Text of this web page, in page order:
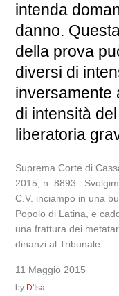
intenda
danno.
della prova
diversi di
inversamente
di intensità
liberatoria
Suprema Corte di
2015, n. 8893
C.V. inciampò in una
Popolo di Latina, e
una frattura dei
dinanzi al Tribunale...
11 Maggio 2015
by D'Isa